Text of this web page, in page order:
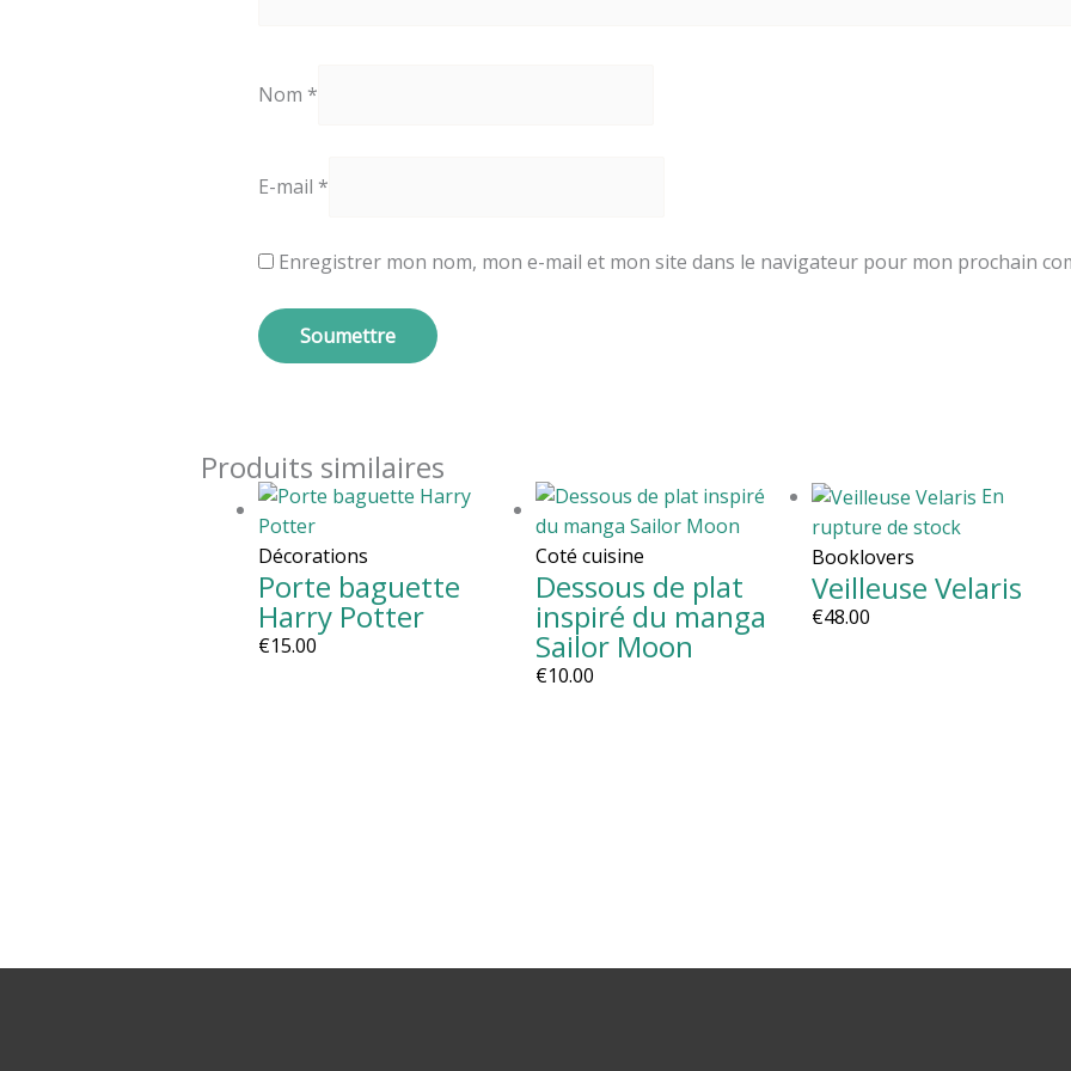
Nom *
E-mail *
Enregistrer mon nom, mon e-mail et mon site dans le navigateur pour mon prochain
Produits similaires
Décorations
Porte baguette
Harry Potter
€15.00
Coté cuisine
Dessous de plat
inspiré du manga
Sailor Moon
€10.00
En
rupture de stock
Booklovers
Veilleuse Velaris
€48.00